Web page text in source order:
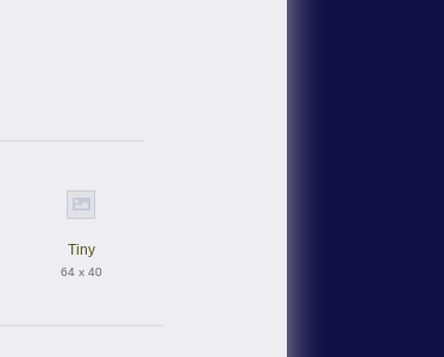
Tiny
64 x 40